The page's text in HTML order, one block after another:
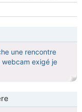
une rencontre
webcam exigé je